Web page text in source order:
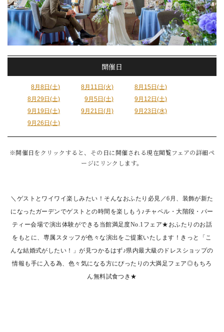
開催日
8月8日(土) 8月11日(火)
8月15日(土)
8月29日(土)
9月5日(土)
9月12日(土)
9月19日(土)
9月21日(月)
9月23日(水)
9月26日(土)
※開催日をクリックすると、その日に開催される現在閲覧フェアの詳細ペ
ージにリンクします。
＼ゲストとワイワイ楽しみたい！そんなおふたり必見／6月、装飾が新た
になったガーデンでゲストとの時間を楽しもう♪チャペル・大階段・パー
ティー会場で演出体験ができる当館満足度No.1フェア★おふたりのお話
をもとに、専属スタッフが色々な演出をご提案いたします！きっと「こ
んな結婚式がしたい！」が見つかるはず♪県内最大級のドレスショップの
情報も手に入る為、色々気になる方にぴったりの大満足 フェア◎もちろ
ん無料試食つき★